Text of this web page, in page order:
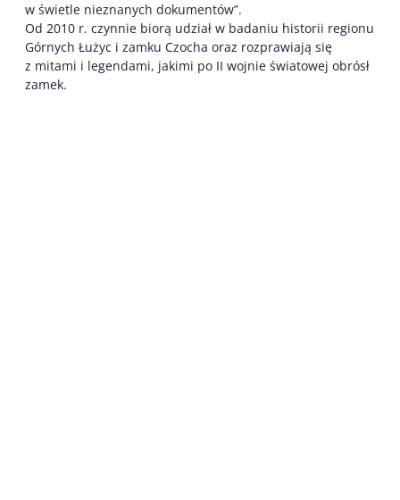
w świetle nieznanych dokumentów”.
Od 2010 r. czynnie biorą udział w badaniu historii regionu
Górnych Łużyc i zamku Czocha oraz rozprawiają się
z mitami i legendami, jakimi po II wojnie światowej obrósł
zamek.